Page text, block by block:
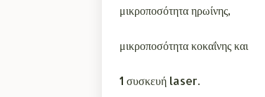
μικροποσότητα ηρωίνης,
μικροποσότητα κοκαΐνης και
1 συσκευή laser.